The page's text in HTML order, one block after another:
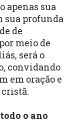
apenas sua
sua profunda
de
meio de
será o
convidando
em oração e
o ano